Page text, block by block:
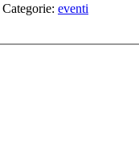
Categorie: eventi